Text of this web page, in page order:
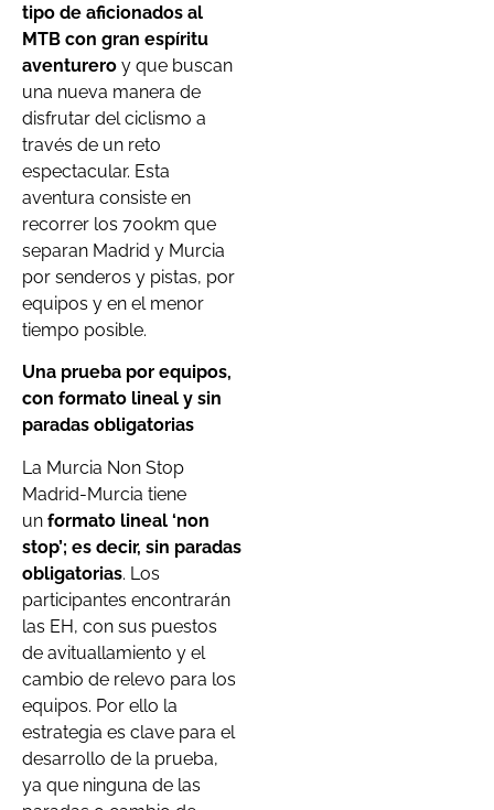
tipo de aficionados al
MTB con gran espíritu
aventurero y que buscan
una nueva manera de
disfrutar del ciclismo a
través de un reto
espectacular. Esta
aventura consiste en
recorrer los 700km que
separan Madrid y Murcia
por senderos y pistas, por
equipos y en el menor
tiempo posible.
Una prueba por equipos,
con formato lineal y sin
paradas obligatorias
La Murcia Non Stop
Madrid-Murcia tiene
un formato lineal ‘non
stop’; es decir, sin paradas
obligatorias. Los
participantes encontrarán
las EH, con sus puestos
de avituallamiento y el
cambio de relevo para los
equipos. Por ello la
estrategia es clave para el
desarrollo de la prueba,
ya que ninguna de las